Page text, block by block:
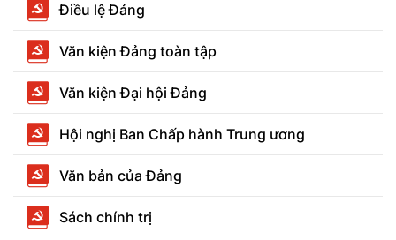
Điều lệ Đảng
Văn kiện Đảng toàn tập
Văn kiện Đại hội Đảng
Hội nghị Ban Chấp hành Trung ương
Văn bản của Đảng
Sách chính trị